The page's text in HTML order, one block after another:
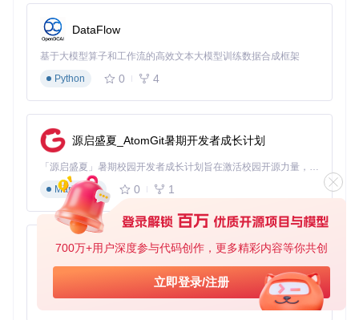
700万+用户深度参与代码创作，更多精彩内容等你共创
立即登录/注册
参数过度调节
解决：初始值设为0.5，逐步微调
模型选择不当
问题：低配电脑使用高分辨率模型
忽略面部角度
问题：源图与目标图角度差异过大
解决：使用"Face Landmarker"进行3D对齐
问题：视频无声音或卡顿
解决：检查"Output Audio Encode"设置为"copy"
DataFlow
基于大模型算子和工作流的高效文本大模型训练数据合成框架
Python
0 4
源启盛夏_AtomGit暑期开发者成长计划
「源启盛夏」暑期校园开发者成长计划旨在激活校园开源力量，通过积分激励、认证扶持、资源倾斜等形式，引导高校组织和开发者完成「入驻 — 建项目 — 做贡献 — 获认证 — 得资源」的完整闭环。无论你是想带领社团入驻平台的组织者，还是希望用代码贡献证明自己的开发者，都能在这里找到属于你的成长路径。
Markdown
0 1
py-xiaozhi
基于Python的Xiaozhi AI，适用于想要完整Xiaozhi体验而无需拥有专用硬件的用户。
Python
0 1